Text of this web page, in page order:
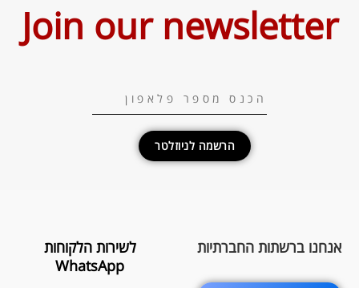
Join our newsletter
הרשמה לניוזלטר
אנחנו ברשתות החברתיות
לשירות הלקוחות
WhatsApp